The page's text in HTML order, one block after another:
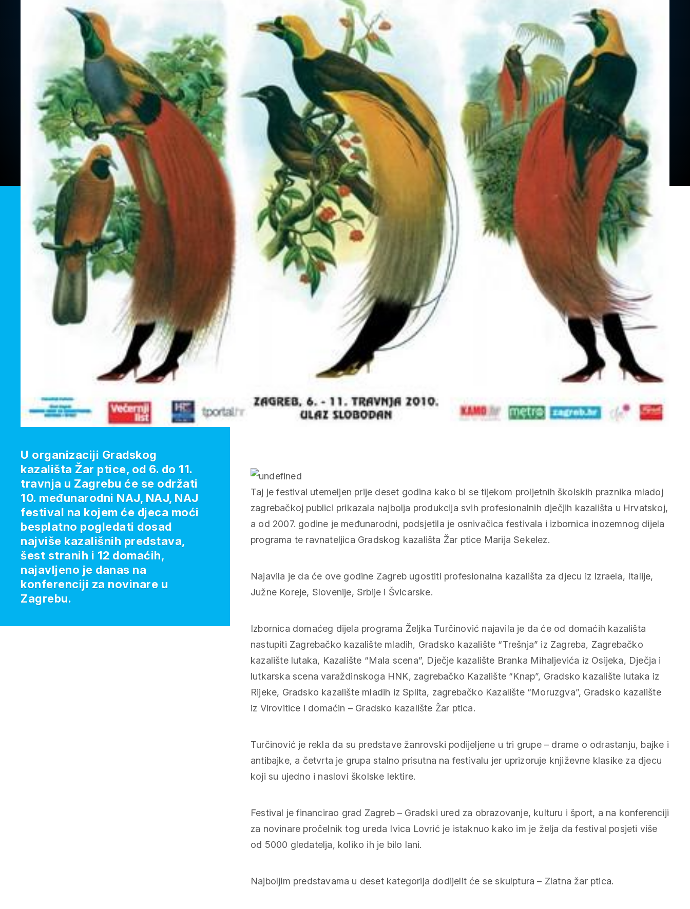
Taj je festival utemeljen prije deset godina kako bi se tijekom proljetnih školskih praznika mladoj
zagrebačkoj publici prikazala najbolja produkcija svih profesionalnih dječjih kazališta u Hrvatskoj,
a od 2007. godine je međunarodni, podsjetila je osnivačica festivala i izbornica inozemnog dijela
programa te ravnateljica Gradskog kazališta Žar ptice Marija Sekelez.
Najavila je da će ove godine Zagreb ugostiti profesionalna kazališta za djecu iz Izraela, Italije,
Južne Koreje, Slovenije, Srbije i Švicarske.
Izbornica domaćeg dijela programa Željka Turčinović najavila je da će od domaćih kazališta
nastupiti Zagrebačko kazalište mladih, Gradsko kazalište “Trešnja” iz Zagreba, Zagrebačko
kazalište lutaka, Kazalište “Mala scena”, Dječje kazalište Branka Mihaljevića iz Osijeka, Dječja i
lutkarska scena varaždinskoga HNK, zagrebačko Kazalište “Knap”, Gradsko kazalište lutaka iz
Rijeke, Gradsko kazalište mladih iz Splita, zagrebačko Kazalište “Moruzgva”, Gradsko kazalište
iz Virovitice i domaćin – Gradsko kazalište Žar ptica.
Turčinović je rekla da su predstave žanrovski podijeljene u tri grupe – drame o odrastanju, bajke i
antibajke, a četvrta je grupa stalno prisutna na festivalu jer uprizoruje književne klasike za djecu
koji su ujedno i naslovi školske lektire.
Festival je financirao grad Zagreb – Gradski ured za obrazovanje, kulturu i šport, a na konferenciji
za novinare pročelnik tog ureda Ivica Lovrić je istaknuo kako im je želja da festival posjeti više
od 5000 gledatelja, koliko ih je bilo lani.
Najboljim predstavama u deset kategorija dodijelit će se skulptura – Zlatna žar ptica.
U organizaciji Gradskog
kazališta Žar ptice, od 6. do 11.
travnja u Zagrebu će se održati
10. međunarodni NAJ, NAJ, NAJ
festival na kojem će djeca moći
besplatno pogledati dosad
najviše kazališnih predstava,
šest stranih i 12 domaćih,
najavljeno je danas na
konferenciji za novinare u
Zagrebu.